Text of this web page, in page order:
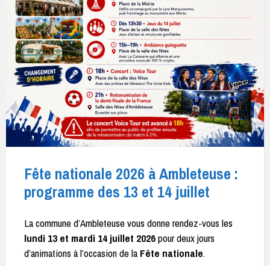
Fête nationale 2026 à Ambleteuse :
programme des 13 et 14 juillet
La commune d’Ambleteuse vous donne rendez-vous les
lundi 13 et mardi 14 juillet 2026pour deux jours
d’animations à l’occasion de la Fête nationale.